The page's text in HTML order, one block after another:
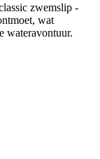
zwemslip -
wat
wateravontuur.